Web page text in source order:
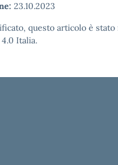
23.10.2023
questo articolo è
Italia.